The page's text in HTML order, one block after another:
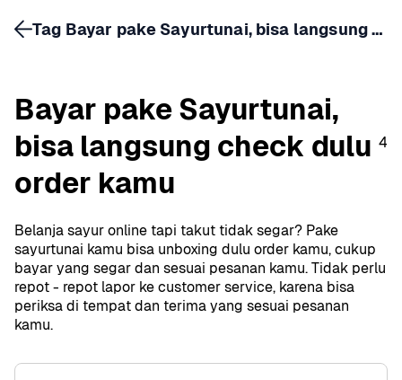
Bayar pake Sayurtunai,
bisa langsung check dulu
order kamu
4
Belanja sayur online tapi takut tidak segar? Pake
sayurtunai kamu bisa unboxing dulu order kamu, cukup
bayar yang segar dan sesuai pesanan kamu. Tidak perlu
repot - repot lapor ke customer service, karena bisa
periksa di tempat dan terima yang sesuai pesanan
kamu.
Tag Bayar pake Sayurtunai, bisa langsung check dulu order kamu